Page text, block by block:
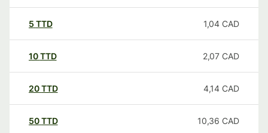
5 TTD 1,04 CAD
10TTD 2,07 CAD
20TTD 4,14 CAD
50TTD 10,36 CAD